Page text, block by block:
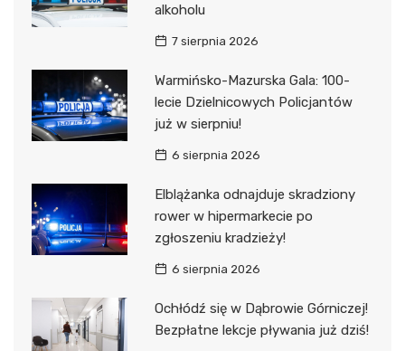
alkoholu
7 sierpnia 2026
Warmińsko-Mazurska Gala: 100-
lecie Dzielnicowych Policjantów
już w sierpniu!
6 sierpnia 2026
Elblążanka odnajduje skradziony
rower w hipermarkecie po
zgłoszeniu kradzieży!
6 sierpnia 2026
Ochłódź się w Dąbrowie Górniczej!
Bezpłatne lekcje pływania już dziś!